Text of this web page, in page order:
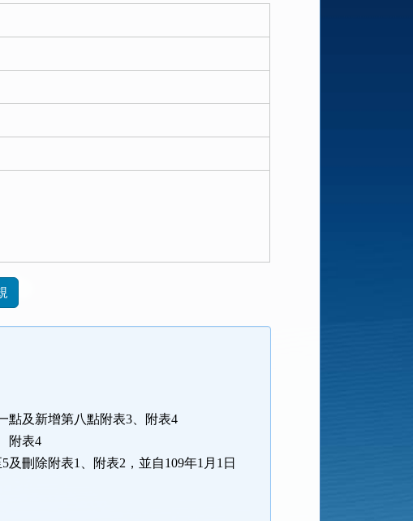
點及新增第八點附表3、附表4
附表4
及刪除附表1、附表2，並自109年1月1日